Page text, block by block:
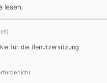
Sommerferien und
bereithalten werden.
über unseren
Kuntze,
lesen.
für die Benutzersitzung